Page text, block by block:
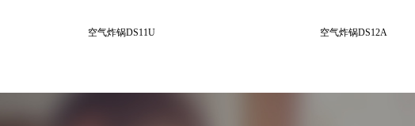
空气炸锅DS11U 空气炸锅DS12A